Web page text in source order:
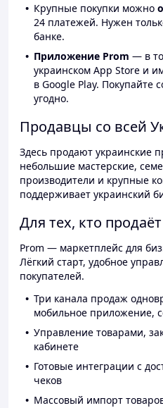
Крупные покупки можно
24 платежей. Нужен
банке.
Приложение Prom — в
украинском App Store и
в Google Play. Покупайте
угодно.
Продавцы со всей
Здесь продают украинские
небольшие мастерские,
производители и крупные
поддерживает украинский
Для тех, кто
Prom — маркетплейс для
Лёгкий старт, удобное
покупателей.
Три канала продаж
мобильное приложение,
Управление товарами,
кабинете
Готовые интеграции с
чеков
Массовый импорт